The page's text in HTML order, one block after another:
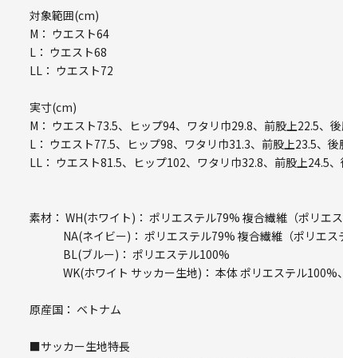
対象範囲(cm)
M： ウエスト64
L： ウエスト68
LL： ウエスト72
実寸(cm)
M： ウエスト73.5、ヒップ94、ワタリ巾29.8、前股上22.5、
L： ウエスト77.5、ヒップ98、ワタリ巾31.3、前股上23.5、
LL： ウエスト81.5、ヒップ102、ワタリ巾32.8、前股上24.5
素材： WH(ホワイト)： ポリエステル79% 複合繊維（ポリエ
NA(ネイビー)： ポリエステル79% 複合繊維（ポリエス
BL(ブルー)： ポリエステル100%
WK(ホワイト サッカー生地)： 本体 ポリエステル100%
原産国： ベトナム
■サッカー生地特長